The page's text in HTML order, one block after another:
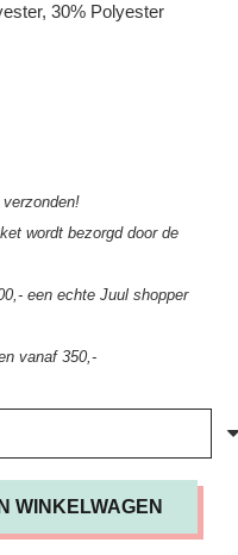
30% Polyester
verzonden!
wordt bezorgd door de
een echte Juul shopper
vanaf 350,-
WINKELWAGEN